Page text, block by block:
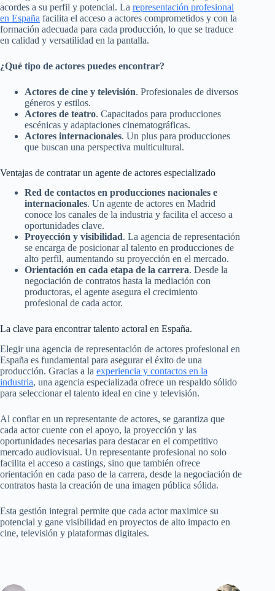
acordes a su perfil y potencial. La representación profesional
en España facilita el acceso a actores comprometidos y con la
formación adecuada para cada producción, lo que se traduce
en calidad y versatilidad en la pantalla.
¿Qué tipo de actores puedes encontrar?
Actores de cine y televisión. Profesionales de diversos
géneros y estilos.
Actores de teatro. Capacitados para producciones
escénicas y adaptaciones cinematográficas.
Actores internacionales. Un plus para producciones
que buscan una perspectiva multicultural.
Ventajas de contratar un agente de actores especializado
Red de contactos en producciones nacionales e
internacionales. Un agente de actores en Madrid
conoce los canales de la industria y facilita el acceso a
oportunidades clave.
Proyección y visibilidad. La agencia de representación
se encarga de posicionar al talento en producciones de
alto perfil, aumentando su proyección en el mercado.
Orientación en cada etapa de la carrera. Desde la
negociación de contratos hasta la mediación con
productoras, el agente asegura el crecimiento
profesional de cada actor.
La clave para encontrar talento actoral en España.
Elegir una agencia de representación de actores profesional en
España es fundamental para asegurar el éxito de una
producción. Gracias a la experiencia y contactos en la
industria, una agencia especializada ofrece un respaldo sólido
para seleccionar el talento ideal en cine y televisión.
Al confiar en un representante de actores, se garantiza que
cada actor cuente con el apoyo, la proyección y las
oportunidades necesarias para destacar en el competitivo
mercado audiovisual. Un representante profesional no solo
facilita el acceso a castings, sino que también ofrece
orientación en cada paso de la carrera, desde la negociación de
contratos hasta la creación de una imagen pública sólida.
Esta gestión integral permite que cada actor maximice su
potencial y gane visibilidad en proyectos de alto impacto en
cine, televisión y plataformas digitales.